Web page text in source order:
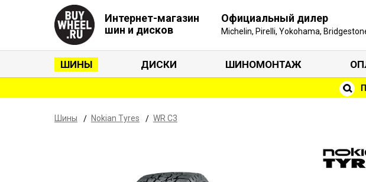
Интернет-магазин
шин и дисков
Официальный дилер
Michelin, Pirelli, Yokohama,
ШИНЫ ДИСКИ ШИНОМОНТАЖ
Шины Nokian Tyres WR C3